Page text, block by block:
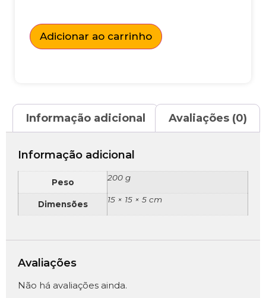
Adicionar ao carrinho
Informação adicional Avaliações (0)
Informação adicional
Peso 200 g
Dimensões 15 × 15 × 5 cm
Avaliações
Não há avaliações ainda.